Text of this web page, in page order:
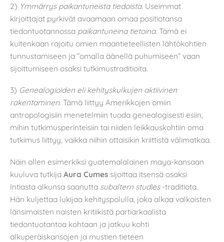
2) Ymmärrys paikantuneista tiedoista. Useimmat
kirjoittajat pyrkivät avaamaan omaa positiotansa
tiedontuotannossa paikantuneina tietoina. Tämä ei
kuitenkaan rajoitu omien maantieteellisten lähtökohtien
tunnustamiseen ja ”omalla äänellä puhumiseen” vaan
sijoittumiseen osaksi tutkimustraditioita.
3) Genealogioiden eli kehityskulkujen aktiivinen
rakentaminen. Tämä liittyy Amerikkojen omiin
antropologisiin menetelmiin tuoda genealogisesti esiin,
mihin tutkimusperinteisiin tai niiden leikkauskohtiin oma
tutkimus liittyy, vaikka niihin ottaisikin kriittistä välimatkaa.
Näin ollen esimerkiksi guatemalalainen maya-kansaan
kuuluva tutkija Aura Cumes sijoittaa itsensä osaksi
Intiasta alkunsa saanutta subaltern studies -traditiota.
Hän kuljettaa lukijaa kehityspolulla, joka alkaa valkoisten
länsimaisten naisten kritiikistä partiarkaalista
tiedontuotantoa kohtaan ja jatkuu kohti
alkuperäiskansojen ja mustien tieteen